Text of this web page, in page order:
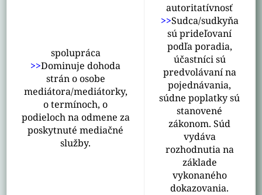
spolupráca
>>Dominuje dohoda
strán o osobe
mediátora/mediátorky,
o termínoch, o
podieloch na odmene za
poskytnuté mediačné
služby.
autoritatívnosť
>>Sudca/sudkyňa
sú prideľovaní
podľa poradia,
účastníci sú
predvolávaní na
pojednávania,
súdne poplatky sú
stanovené
zákonom. Súd
vydáva
rozhodnutia na
základe
vykonaného
dokazovania.